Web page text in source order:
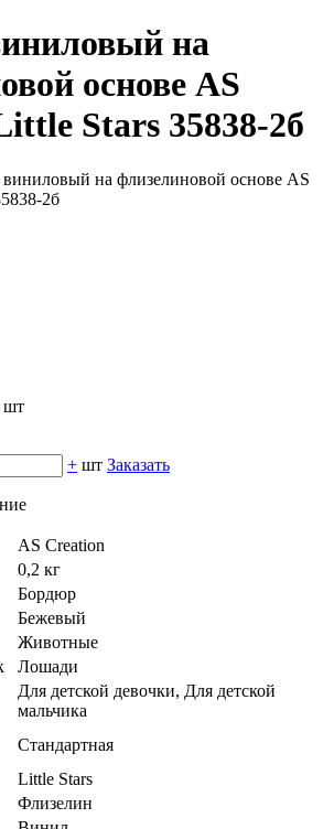
на
основе AS
Stars 35838-2б
шт
+ шт Заказать
AS Creation
0,2 кг
Бордюр
Бежевый
Животные
Лошади
Для детской девочки, Для детской
мальчика
Стандартная
Little Stars
Флизелин